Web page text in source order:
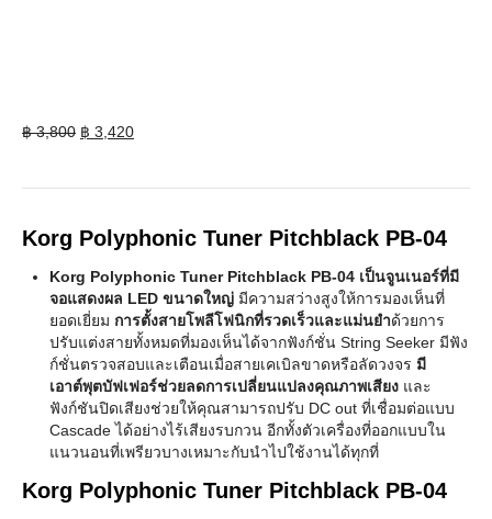
฿3,800 Original
฿ 3,420Current
Korg Polyphonic Tuner Pitchblack PB-04
Korg Polyphonic Tuner Pitchblack PB-04 เป็นจูนเนอร์ที่มี
จอแสดงผล LED ขนาดใหญ่ มีความสว่างสูงให้การมองเห็นที่
ยอดเยี่ยม การตั้งสายโพลีโฟนิกที่รวดเร็วและแม่นยำด้วยการ
ปรับแต่งสายทั้งหมดที่มองเห็นได้จากฟังก์ชั่น String Seeker มีฟัง
ก์ชั่นตรวจสอบและเตือนเมื่อสายเคเบิลขาดหรือลัดวงจร มี
เอาต์พุตบัฟเฟอร์ช่วยลดการเปลี่ยนแปลงคุณภาพเสียง และ
ฟังก์ชันปิดเสียงช่วยให้คุณสามารถปรับ DC out ที่เชื่อมต่อแบบ
Cascade ได้อย่างไร้เสียงรบกวน อีกทั้งตัวเครื่องที่ออกแบบใน
แนวนอนที่เพรียวบางเหมาะกับนำไปใช้งานได้ทุกที่
Korg Polyphonic Tuner Pitchblack PB-04